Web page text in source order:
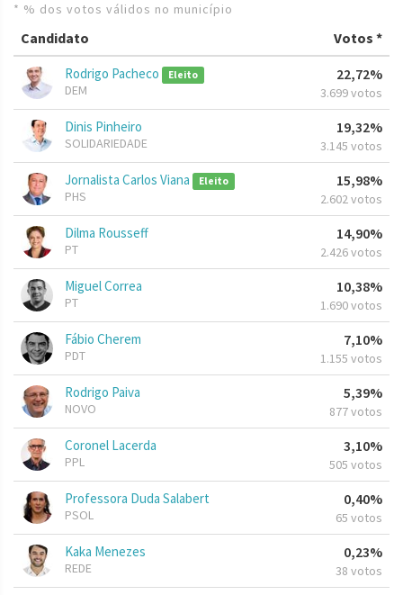
* % dos votos válidos no município
Candidato Votos *
Rodrigo Pacheco Eleito
DEM
22,72%
3.699 votos
Dinis Pinheiro
SOLIDARIEDADE
19,32%
3.145 votos
Jornalista Carlos Viana Eleito
PHS
15,98%
2.602 votos
Dilma Rousseff
PT
14,90%
2.426 votos
Miguel Correa
PT
10,38%
1.690 votos
Fábio Cherem
PDT
7,10%
1.155 votos
Rodrigo Paiva
NOVO
5,39%
877 votos
Coronel Lacerda
PPL
3,10%
505 votos
Professora Duda Salabert
PSOL
0,40%
65 votos
Kaka Menezes
REDE
0,23%
38 votos